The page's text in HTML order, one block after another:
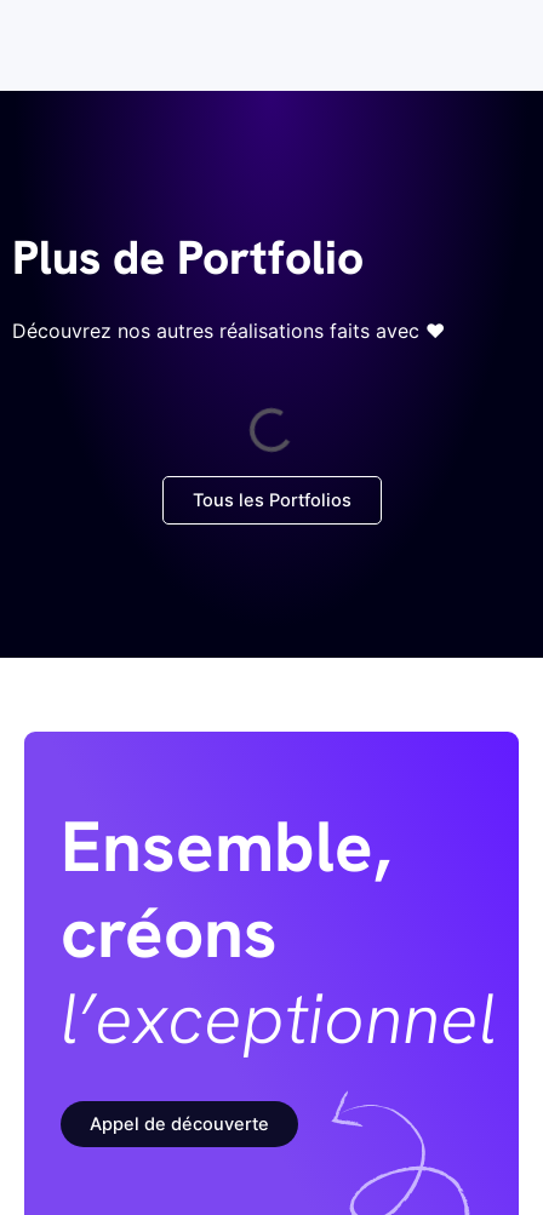
Plus de Portfolio
Découvrez nos autres réalisations faits avec ❤
Tous les Portfolios
Ensemble,
créons
l’exceptionnel
Appel de découverte